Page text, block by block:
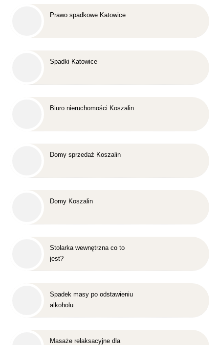
Prawo spadkowe Katowice
Spadki Katowice
Biuro nieruchomości Koszalin
Domy sprzedaż Koszalin
Domy Koszalin
Stolarka wewnętrzna co to
jest?
Spadek masy po odstawieniu
alkoholu
Masaże relaksacyjne dla